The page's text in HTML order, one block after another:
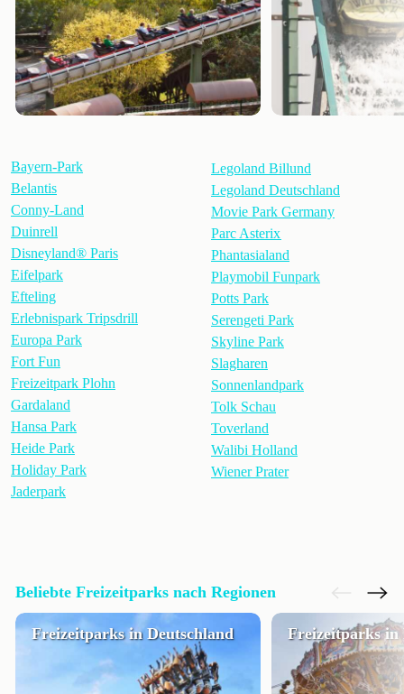
Bayern-Park
Belantis
Conny-Land
Duinrell
Disneyland® Paris
Eifelpark
Efteling
Erlebnispark Tripsdrill
Europa Park
Fort Fun
Freizeitpark Plohn
Gardaland
Hansa Park
Heide Park
Holiday Park
Jaderpark
Legoland Billund
Legoland Deutschland
Movie Park Germany
Parc Asterix
Phantasialand
Playmobil Funpark
Potts Park
Serengeti Park
Skyline Park
Slagharen
Sonnenlandpark
Tolk Schau
Toverland
Walibi Holland
Wiener Prater
Beliebte Freizeitparks nach Regionen
Freizeitparks in Deutschland Freizeitparks in